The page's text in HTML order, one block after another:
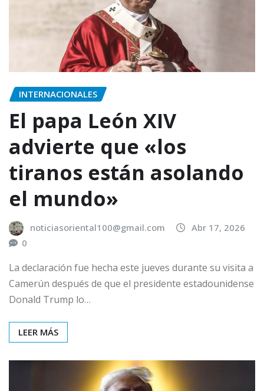
INTERNACIONALES
El papa León XIV
advierte que «los
tiranos están asolando
el mundo»
noticiasoriental100@gmail.com
Abr 17, 2026
0
La declaración fue hecha este jueves durante su visita a
Camerún después de que el presidente estadounidense
Donald Trump lo…
LEER MÁS